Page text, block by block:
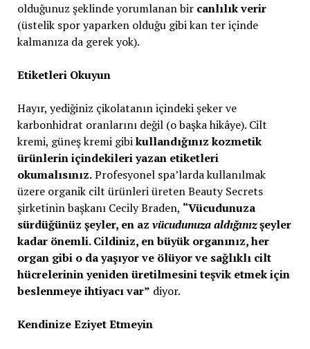
olduğunuz şeklinde yorumlanan bir canlılık verir
(üstelik spor yaparken olduğu gibi kan ter içinde
kalmanıza da gerek yok).
Etiketleri Okuyun
Hayır, yediğiniz çikolatanın içindeki şeker ve
karbonhidrat oranlarını değil (o başka hikâye). Cilt
kremi, güneş kremi gibikullandığınız kozmetik
ürünlerin içindekileri yazan etiketleri
okumalısınız.Profesyonel spa’larda kullanılmak
üzere organik cilt ürünleri üreten Beauty Secrets
şirketinin başkanı Cecily Braden, “Vücudunuza
sürdüğünüz şeyler, en az vücudunuza aldığınızşeyler
kadar önemli. Cildiniz, en büyük organınız, her
organ gibi o da yaşıyor ve ölüyor ve sağlıklı cilt
hücrelerinin yeniden üretilmesini teşvik etmek için
beslenmeye ihtiyacı var” diyor.
Kendinize Eziyet Etmeyin